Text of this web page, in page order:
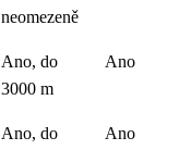
neomezeně
Ano, do
3000 m
Ano
Ano, do
Ano